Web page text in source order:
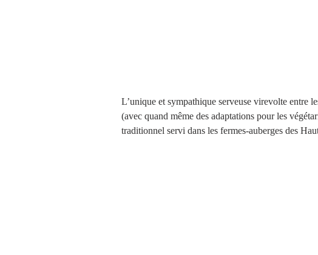
L’unique et sympathique serveuse virevolte entre
(avec quand même des adaptations pour les
traditionnel servi dans les fermes-auberges des